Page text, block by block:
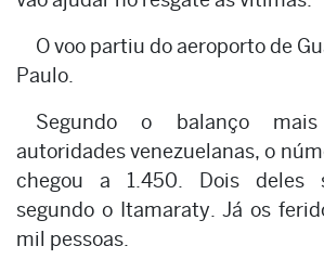
O voo partiu do aeroporto de
Paulo.
Segundo o balanço
autoridades venezuelanas, o
chegou a 1.450. Dois deles
segundo o Itamaraty. Já os
mil pessoas.